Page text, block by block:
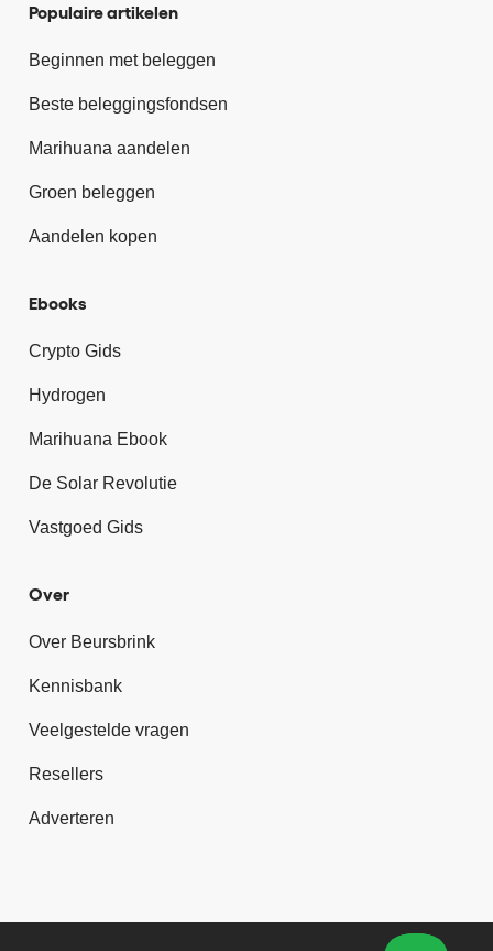
Populaire artikelen
Beginnen met beleggen
Beste beleggingsfondsen
Marihuana aandelen
Groen beleggen
Aandelen kopen
Ebooks
Crypto Gids
Hydrogen
Marihuana Ebook
De Solar Revolutie
Vastgoed Gids
Over
Over Beursbrink
Kennisbank
Veelgestelde vragen
Resellers
Adverteren